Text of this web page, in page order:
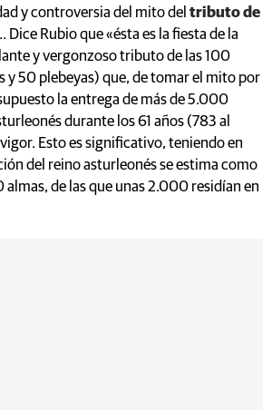
y controversia del mito del tributo de
Dice Rubio que «ésta es la fiesta de la
y vergonzoso tributo de las 100
y 50 plebeyas) que, de tomar el mito por
la entrega de más de 5.000
durante los 61 años (783 al
Esto es significativo, teniendo en
del reino asturleonés se estima como
de las que unas 2.000 residían en